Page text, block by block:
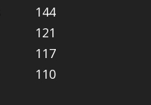
144
121
117
110